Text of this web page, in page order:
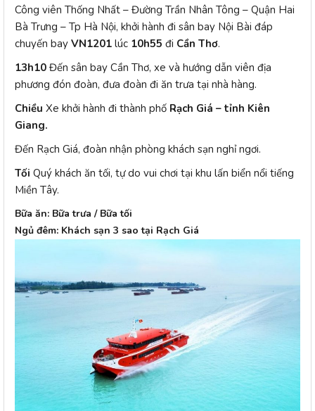
Công viên Thống Nhất – Đường Trần Nhân Tông – Quận Hai
Bà Trưng – Tp Hà Nội, khởi hành đi sân bay Nội Bài đáp
chuyến bay VN1201 lúc 10h55 đi Cần Thơ.
13h10 Đến sân bay Cần Thơ, xe và hướng dẫn viên địa
phương đón đoàn, đưa đoàn đi ăn trưa tại nhà hàng.
Chiều Xe khởi hành đi thành phố Rạch Giá – tỉnh Kiên
Giang.
Đến Rạch Giá, đoàn nhận phòng khách sạn nghỉ ngơi.
Tối Quý khách ăn tối, tự do vui chơi tại khu lấn biển nổi tiếng
Miền Tây.
Bữa ăn: Bữa trưa / Bữa tối
Ngủ đêm: Khách sạn 3 sao tại Rạch Giá